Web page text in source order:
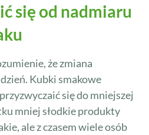
się od nadmiaru
że zmiana
Kubki smakowe
się do mniejszej
mniej słodkie produkty
ale z czasem wiele osób